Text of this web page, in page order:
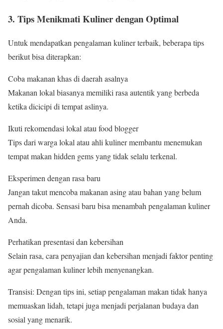
3. Tips Menikmati Kuliner dengan Optimal
Untuk mendapatkan pengalaman kuliner terbaik, beberapa tips
berikut bisa diterapkan:
Coba makanan khas di daerah asalnya
Makanan lokal biasanya memiliki rasa autentik yang berbeda
ketika dicicipi di tempat aslinya.
Ikuti rekomendasi lokal atau food blogger
Tips dari warga lokal atau ahli kuliner membantu menemukan
tempat makan hidden gems yang tidak selalu terkenal.
Eksperimen dengan rasa baru
Jangan takut mencoba makanan asing atau bahan yang belum
pernah dicoba. Sensasi baru bisa menambah pengalaman kuliner
Anda.
Perhatikan presentasi dan kebersihan
Selain rasa, cara penyajian dan kebersihan menjadi faktor penting
agar pengalaman kuliner lebih menyenangkan.
Transisi: Dengan tips ini, setiap pengalaman makan tidak hanya
memuaskan lidah, tetapi juga menjadi perjalanan budaya dan
sosial yang menarik.